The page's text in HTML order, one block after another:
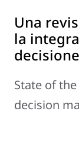
Una
la
State of
decision